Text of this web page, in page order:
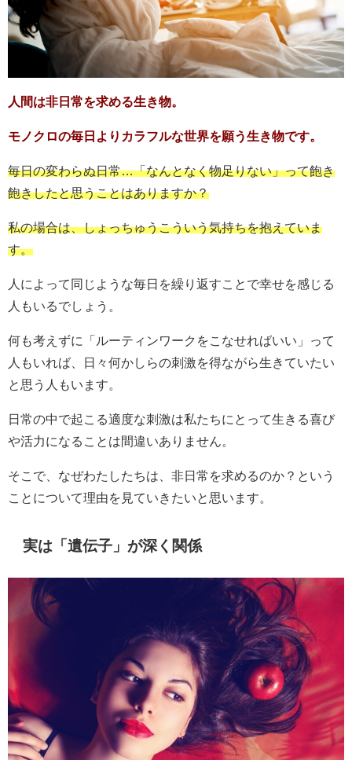
人間は非日常を求める生き物。
モノクロの毎日よりカラフルな世界を願う生き物です。
毎日の変わらぬ日常…「なんとなく物足りない」って飽き
飽きしたと思うことはありますか？
私の場合は、しょっちゅうこういう気持ちを抱えていま
す。
人によって同じような毎日を繰り返すことで幸せを感じる
人もいるでしょう。
何も考えずに「ルーティンワークをこなせればいい」って
人もいれば、日々何かしらの刺激を得ながら生きていたい
と思う人もいます。
日常の中で起こる適度な刺激は私たちにとって生きる喜び
や活力になることは間違いありません。
そこで、なぜわたしたちは、非日常を求めるのか？という
ことについて理由を見ていきたいと思います。
実は「遺伝子」が深く関係